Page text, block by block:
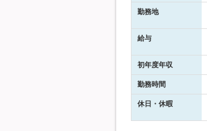
勤務地
給与
初年度年収
勤務時間
休日・休暇